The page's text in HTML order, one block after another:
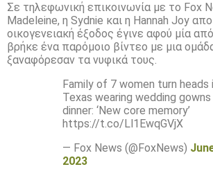
Σε τηλεφωνική επικοινωνία με το Fox
Madeleine, η Sydnie και η Hannah Joy
οικογενειακή έξοδος έγινε αφού μία
βρήκε ένα παρόμοιο βίντεο με μια
ξαναφόρεσαν τα νυφικά τους.
Family of 7 women turn heads
Texas wearing wedding
dinner: ‘New core memory’
https://t.co/Ll1EwqGVjX
— Fox News (@FoxNews)
2023